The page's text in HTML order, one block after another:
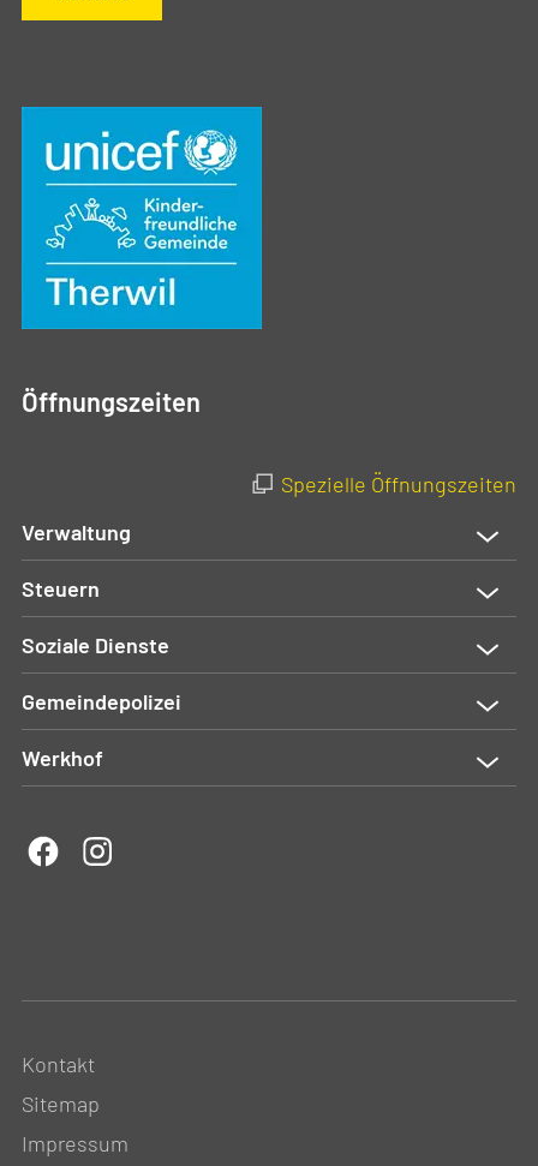
Öffnungszeiten
Spezielle Öffnungszeiten
Verwaltung
Steuern
Soziale Dienste
Gemeindepolizei
Werkhof
Kontakt
Sitemap
Impressum